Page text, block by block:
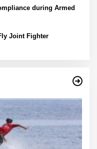
during Armed
Joint Fighter